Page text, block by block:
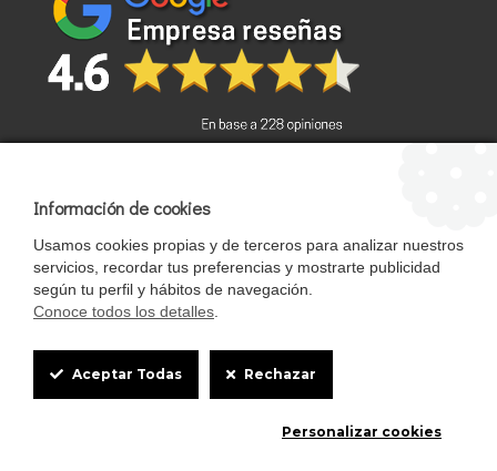
Términos y condiciones
politica de privacidad
Mapa del sitio
StrongCages SL . Reservado todos los derechos
ESPAÑA
Cookie
Box
Información de cookies
Usamos cookies propias y de terceros para analizar nuestros
servicios, recordar tus preferencias y mostrarte publicidad
según tu perfil y hábitos de navegación.
Conoce todos los detalles
Aceptar Todas Rechazar
Personalizar cookies